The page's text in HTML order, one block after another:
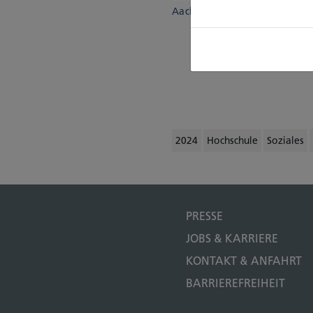
Aachen.
2024 Hochschule Soziales
PRESSE
JOBS & KARRIERE
KONTAKT & ANFAHRT
BARRIEREFREIHEIT